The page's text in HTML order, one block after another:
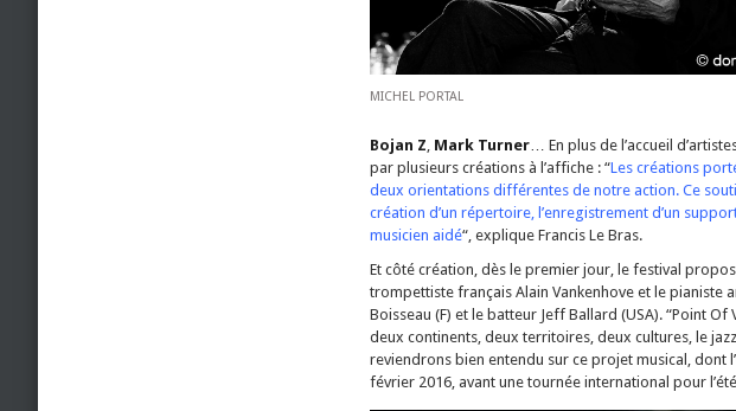
MICHEL PORTAL
Bojan Z, Mark Turner… En plus de l’accueil
par plusieurs créations à l’affiche : “Les créations
deux orientations différentes de notre action. Ce
création d’un répertoire, l’enregistrement d’un
musicien aidé“, explique Francis Le Bras.
Et côté création, dès le premier jour, le festival
trompettiste français Alain Vankenhove et le pianiste
Boisseau (F) et le batteur Jeff Ballard (USA). “Point
deux continents, deux territoires, deux cultures, le
reviendrons bien entendu sur ce projet musical,
février 2016, avant une tournée international pour